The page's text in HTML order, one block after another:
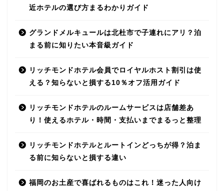
近ホテルの選び方まるわかりガイド
グランドメルキュールは北杜市で子連れにアリ？泊
まる前に知りたい本音級ガイド
リッチモンドホテル会員でロイヤルホスト割引は使
える？知らないと損する10％オフ活用ガイド
リッチモンドホテルのルームサービスは店舗差あ
り！使えるホテル・時間・支払いまでまるっと整理
リッチモンドホテルとルートインどっちが得？泊ま
る前に知らないと損する違い
福岡のお土産で喜ばれるものはこれ！迷った人向け